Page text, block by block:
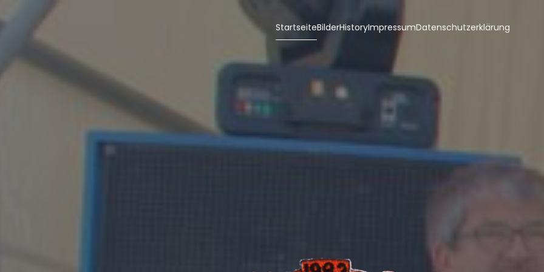
StartseiteBilderHistoryImpressumDatenschutzerklärung